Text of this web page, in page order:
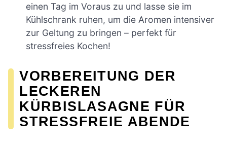
einen Tag im Voraus zu und lasse sie im
Kühlschrank ruhen, um die Aromen intensiver
zur Geltung zu bringen – perfekt für
stressfreies Kochen!
VORBEREITUNG DER
LECKEREN
KÜRBISLASAGNE FÜR
STRESSFREIE ABENDE